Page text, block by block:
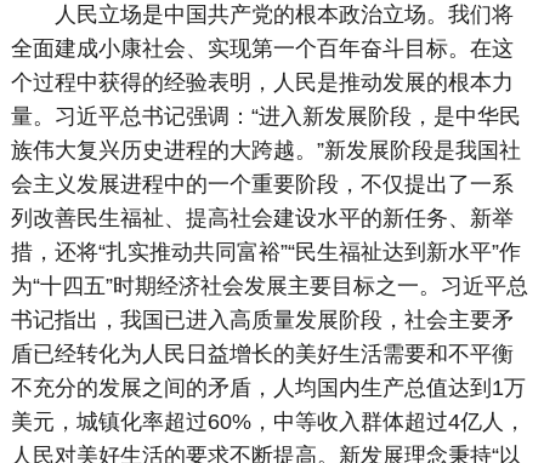
人民立场是中国共产党的根本政治立场。我们将
全面建成小康社会、实现第一个百年奋斗目标。在这
个过程中获得的经验表明，人民是推动发展的根本力
量。习近平总书记强调：“进入新发展阶段，是中华民
族伟大复兴历史进程的大跨越。”新发展阶段是我国社
会主义发展进程中的一个重要阶段，不仅提出了一系
列改善民生福祉、提高社会建设水平的新任务、新举
措，还将“扎实推动共同富裕”“民生福祉达到新水平”作
为“十四五”时期经济社会发展主要目标之一。习近平总
书记指出，我国已进入高质量发展阶段，社会主要矛
盾已经转化为人民日益增长的美好生活需要和不平衡
不充分的发展之间的矛盾，人均国内生产总值达到1万
美元，城镇化率超过60%，中等收入群体超过4亿人，
人民对美好生活的要求不断提高。新发展理念秉持“以